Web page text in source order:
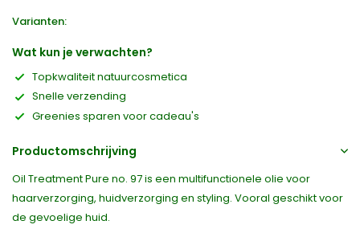
Varianten:
Wat kun je verwachten?
Topkwaliteit natuurcosmetica
Snelle verzending
Greenies sparen voor cadeau's
Productomschrijving
Oil Treatment Pure no. 97 is een multifunctionele olie voor
haarverzorging, huidverzorging en styling. Vooral geschikt voor
de gevoelige huid.